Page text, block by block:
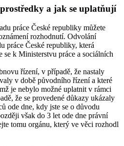
a jak se uplatňují
práce České republiky můžete
rozhodnutí. Odvolání
práce České republiky, která
k Ministerstvu práce a sociálních
řízení, v případě, že nastaly
v době původního řízení a které
je nebylo možné uplatnit v rámci
že se provedené důkazy ukázaly
ode dne, kdy jste se o důvodu
však do 3 let ode dne právní
tomu orgánu, který ve věci rozhodl